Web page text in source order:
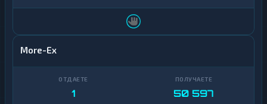
More-Ex
1 50 597